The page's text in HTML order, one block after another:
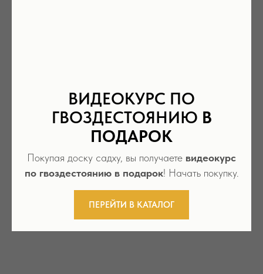
ВИДЕОКУРС ПО
ГВОЗДЕСТОЯНИЮ В
ПОДАРОК
Покупая доску садху, вы получаете видеокурс
по гвоздестоянию в подарок! Начать покупку.
ПЕРЕЙТИ В КАТАЛОГ
Оплатите картой халва в рассрочку на 6
месяцев